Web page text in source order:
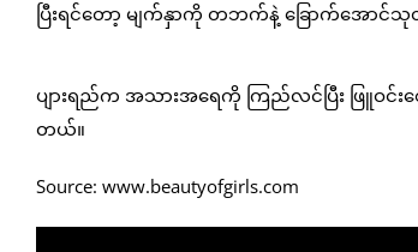
ပြီးရင်တော့ မျက်နှာကို တဘက်နဲ့ ခြောက်အောင်သုတ်
ပျားရည်က အသားအရေကို ကြည်လင်ပြီး ဖြူဝ
တယ်။
Source: www.beautyofgirls.com